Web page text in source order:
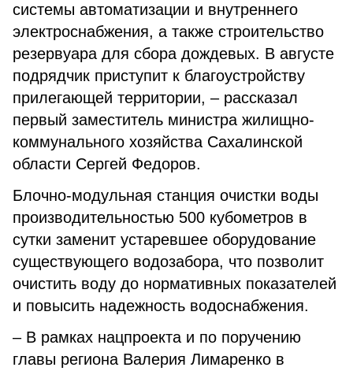
системы автоматизации и внутреннего
электроснабжения, а также строительство
резервуара для сбора дождевых. В августе
подрядчик приступит к благоустройству
прилегающей территории, – рассказал
первый заместитель министра жилищно-
коммунального хозяйства Сахалинской
области Сергей Федоров.
Блочно-модульная станция очистки воды
производительностью 500 кубометров в
сутки заменит устаревшее оборудование
существующего водозабора, что позволит
очистить воду до нормативных показателей
и повысить надежность водоснабжения.
– В рамках нацпроекта и по поручению
главы региона Валерия Лимаренко в